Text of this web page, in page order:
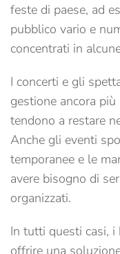
feste di paese, ad
pubblico vario e
concentrati in
I concerti e gli
gestione ancora
tendono a restare
Anche gli eventi
temporanee e le
avere bisogno di
organizzati.
In tutti questi casi,
offrire una